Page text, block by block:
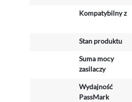
Kompatybilny z
Stan produktu
Suma mocy
zasilaczy
Wydajność
PassMark